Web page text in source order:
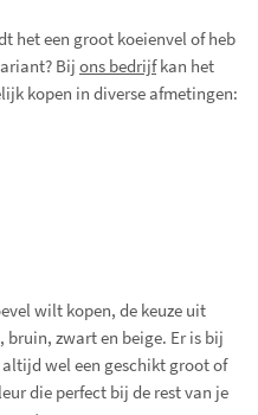
het een groot koeienvel of heb
Bij ons bedrijfkan het
kopen in diverse afmetingen:
wilt kopen, de keuze uit
zwart en beige. Er is bij
altijd wel een geschikt groot of
die perfect bij de rest van je